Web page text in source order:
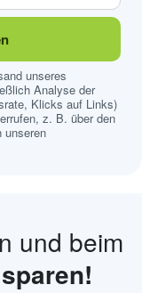
unseres
Analyse der
Klicks auf Links)
z. B. über den
unseren
und beim